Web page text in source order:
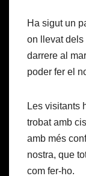
Ha sigut un
on llevat dels
darrere al
poder fer el
Les visitants
trobat amb
amb més
nostra, que
com fer-ho.